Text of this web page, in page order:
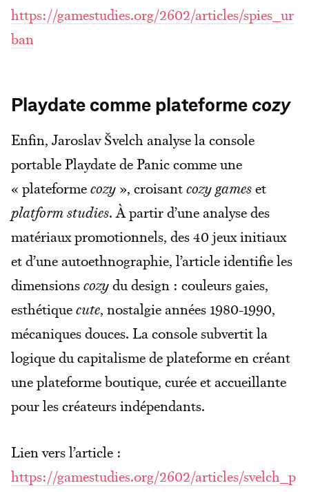
https://gamestudies.org/2602/articles/spies_ur
ban
Playdate comme plateforme cozy
Enfin, Jaroslav Švelch analyse la console
portable Playdate de Panic comme une
« plateformecozy », croisantcozy gameset
platform studies. À partir d’une analyse des
matériaux promotionnels, des 40 jeux initiaux
et d’une autoethnographie, l’article identifie les
dimensionscozydu design : couleurs gaies,
esthétiquecute, nostalgie années 1980-1990,
mécaniques douces. La console subvertit la
logique du capitalisme de plateforme en créant
une plateforme boutique, curée et accueillante
pour les créateurs indépendants.
Lien vers l’article :
https://gamestudies.org/2602/articles/svelch_p